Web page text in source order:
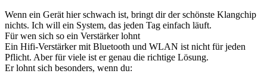
Wenn ein Gerät hier schwach ist, bringt dir der schönste Klangchip
nichts. Ich will ein System, das jeden Tag einfach läuft.
Für wen sich so ein Verstärker lohnt
Ein Hifi-Verstärker mit Bluetooth und WLAN ist nicht für jeden
Pflicht. Aber für viele ist er genau die richtige Lösung.
Er lohnt sich besonders, wenn du: